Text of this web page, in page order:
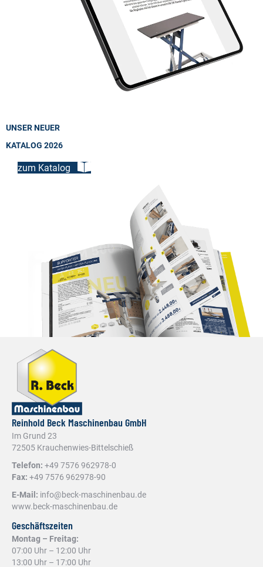
UNSER NEUER
KATALOG 2026
zum Katalog
Reinhold Beck Maschinenbau GmbH
Im Grund 23
72505 Krauchenwies-Bittelschieß
Telefon: +49 7576 962978-0
Fax: +49 7576 962978-90
E-Mail: info@beck-maschinenbau.de
www.beck-maschinenbau.de
Geschäftszeiten
Montag – Freitag:
07:00 Uhr – 12:00 Uhr
13:00 Uhr – 17:00 Uhr